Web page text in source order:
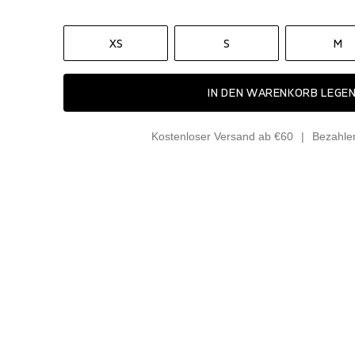
XS S M
IN DEN WARENKORB LEGEN
Kostenloser Versand ab €60